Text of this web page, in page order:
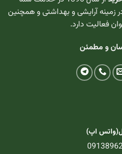
زمینه آرایشی و بهداشتی و همچنین
فعالیت دارد.
و مطمئن
اپ)